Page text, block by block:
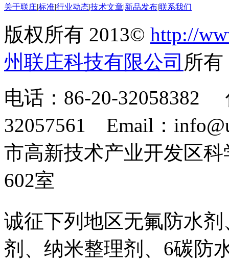
关于联庄标准行业动态技术文章 新品发布联系我们
版权所有 2013© http://
州联庄科技有限公司 所
电话：86-20-32058382
32057561 Email：
市高新技术产业开发区
602室
诚征下列地区无氟防水
剂、纳米整理剂、6碳防